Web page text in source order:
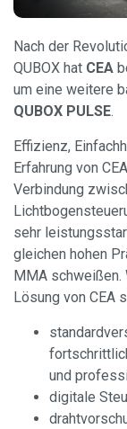
Nach der
QUBOX hat CEA
um eine weitere
QUBOX PULSE.
Effizienz,
Erfahrung von
Verbindung
sehr
gleichen hohen
MMA
Lösung von CEA
und
digitale